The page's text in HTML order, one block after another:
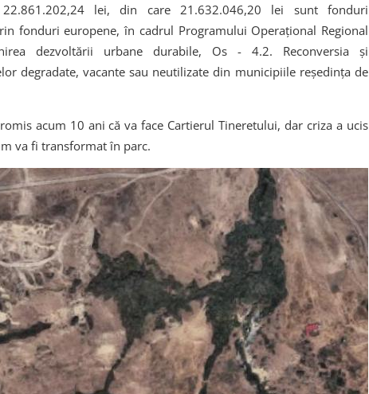
lei, din care 21.632.046,20 lei sunt fonduri
fonduri europene, în cadrul Programului Operaţional Regional
dezvoltării urbane durabile, Os - 4.2. Reconversia și
degradate, vacante sau neutilizate din municipiile reședința de
acum 10 ani că va face Cartierul Tineretului, dar criza a ucis
va fi transformat în parc.